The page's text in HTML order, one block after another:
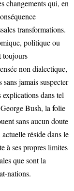
changements qui, en
transformations.
politique ou
toujours
non dialectique,
jamais suspecter
explications dans tel
Bush, la folie
sans aucun doute
réside dans le
à ses propres limites
que sont la
nations.